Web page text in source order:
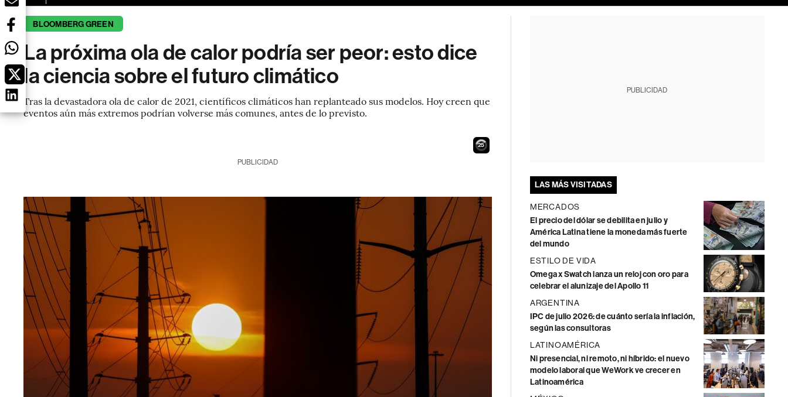
BLOOMBERG GREEN
La próxima ola de calor podría ser peor: esto dice
la ciencia sobre el futuro climático
Tras la devastadora ola de calor de 2021, científicos climáticos han replanteado sus modelos. Hoy creen que
eventos aún más extremos podrían volverse más comunes, antes de lo previsto.
24
PUBLICIDAD
PUBLICIDAD
LAS MÁS VISITADAS
MERCADOS
El precio del dólar se debilita en julio y
América Latina tiene la moneda más fuerte
del mundo
ESTILO DE VIDA
Omega x Swatch lanza un reloj con oro para
celebrar el alunizaje del Apollo 11
ARGENTINA
IPC de julio 2026: de cuánto sería la inflación,
según las consultoras
LATINOAMÉRICA
Ni presencial, ni remoto, ni híbrido: el nuevo
modelo laboral que WeWork ve crecer en
Latinoamérica